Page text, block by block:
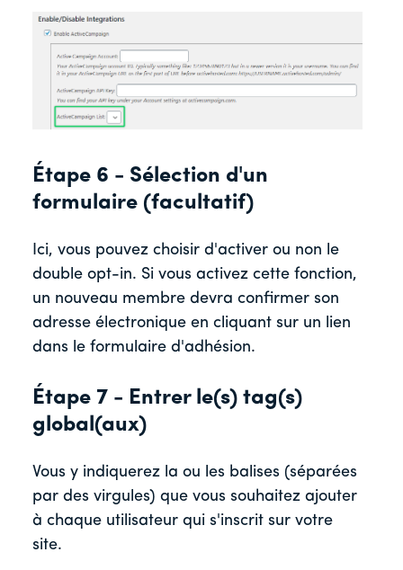
Étape 6 - Sélection d'un
formulaire (facultatif)
Ici, vous pouvez choisir d'activer ou non le
double opt-in. Si vous activez cette fonction,
un nouveau membre devra confirmer son
adresse électronique en cliquant sur un lien
dans le formulaire d'adhésion.
Étape 7 - Entrer le(s) tag(s)
global(aux)
Vous y indiquerez la ou les balises (séparées
par des virgules) que vous souhaitez ajouter
à chaque utilisateur qui s'inscrit sur votre
site.